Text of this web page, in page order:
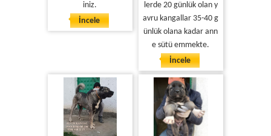
iniz.
İncele
lerde 20 günlük olan y
avru kangallar 35-40 g
ünlük olana kadar ann
e sütü emmekte.
İncele